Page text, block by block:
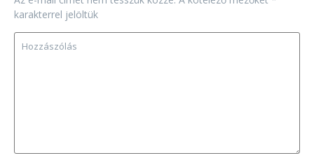
karakterrel jelöltük